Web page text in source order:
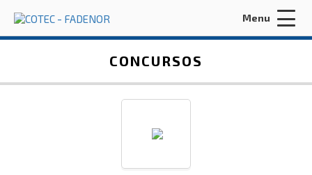
Menu
CONCURSOS